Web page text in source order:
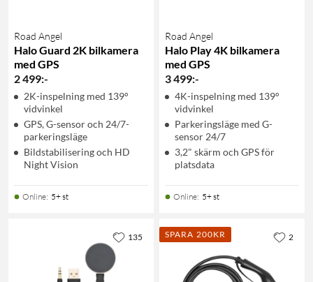
Road Angel
Halo Guard 2K bilkamera
med GPS
2 499:-
2K-inspelning med 139°
vidvinkel
GPS, G-sensor och 24/7-
parkeringsläge
Bildstabilisering och HD
Night Vision
Online: 5+ st
Road Angel
Halo Play 4K bilkamera
med GPS
3 499:-
4K-inspelning med 139°
vidvinkel
Parkeringsläge med G-
sensor 24/7
3,2" skärm och GPS för
platsdata
Online: 5+ st
135 SPARA 200KR 2